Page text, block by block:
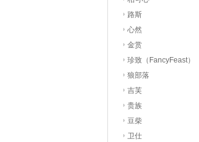
路斯
心然
金赏
珍致（FancyFeast）
狼部落
吉芙
贵族
豆柴
卫仕